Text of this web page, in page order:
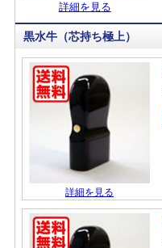
詳細を見る
黒水牛（芯持ち極上）
詳細を見る